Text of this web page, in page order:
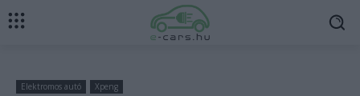
Elektromos autó Xpeng